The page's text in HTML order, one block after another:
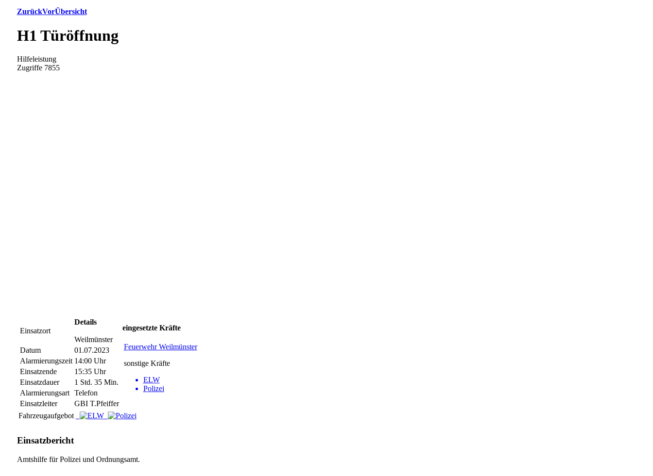
ZurückVorÜbersicht
H1 Türöffnung
Hilfeleistung
Zugriffe 7855
Einsatzort
Details
Weilmünster
Datum
01.07.2023
Alarmierungszeit 14:00 Uhr
Einsatzende
15:35 Uhr
Einsatzdauer
1 Std. 35 Min.
Alarmierungsart
Telefon
Einsatzleiter
GBI T.Pfeiffer
eingesetzte Kräfte
Feuerwehr Weilmünster
sonstige Kräfte
ELW
Polizei
Fahrzeugaufgebot
Einsatzbericht
Amtshilfe für Polizei und Ordnungsamt.